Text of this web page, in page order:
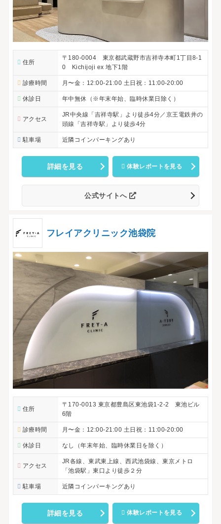
住所
〒180-0004 東京都武蔵野市吉祥寺本町1丁目8-1
0 Kichijoji ex 地下1階
診療時間 月〜金：12:00-21:00 土日祝：11:00-20:00
休診日 年中無休（※年末年始、臨時休業日除く）
アクセス
JR中央線「吉祥寺駅」より徒歩4分／京王電鉄井の
頭線「吉祥寺駅」より徒歩4分
駐車場 近隣コインパーキングあり
詳細を見る 体験レポートを見る
公式サイトへ
フレイアクリニック池袋院
住所
〒170-0013 東京都豊島区東池袋1-2-2 東池ビル
6階
診療時間 月〜金：12:00-21:00 土日祝：11:00-20:00
休診日 なし（年末年始、臨時休業日を除く）
アクセス
JR各線、東武東上線、西武池袋線、東京メトロ
「池袋駅」東口より徒歩２分
駐車場 近隣コインパーキングあり
詳細を見る 体験レポートを見る